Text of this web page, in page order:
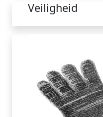
Veiligheid